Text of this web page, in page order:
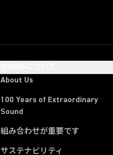
About Us
100 Years of Extraordinary
Sound
組み合わせが重要です
サステナビリティ